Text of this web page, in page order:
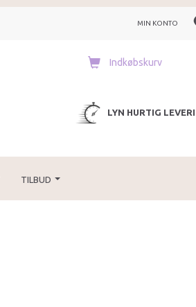
MIN KONTO
Indkøbskurv
LYN HURTIG
TILBUD